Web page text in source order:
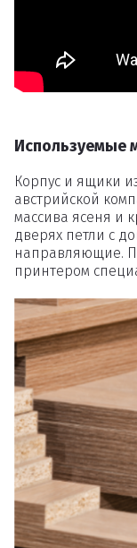
Используемые
Корпус и ящики
австрийской
массива ясеня и
дверях петли с
направляющие.
принтером